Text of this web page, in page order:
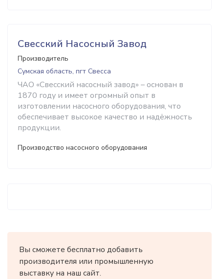
Свесский Насосный Завод
Производитель
Сумская область, пгт Свесса
ЧАО «Свесский насосный завод» – основан в
1870 году и имеет огромный опыт в
изготовлении насосного оборудования, что
обеспечивает высокое качество и надёжность
продукции.
Производство насосного оборудования
Вы сможете бесплатно добавить
производителя или промышленную
выставку на наш сайт.